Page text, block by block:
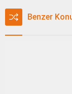
Benzer